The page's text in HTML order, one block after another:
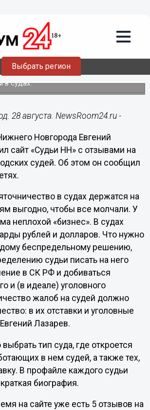
Выбрать регион
сайт о
судьях
с произволом и
в судах.
28 августа. NewsRoom24.ru -
Новгорода Евгений
сайт «Судьи НН» с отзывами на
судей. Об этом он сообщил
в судах держатся на
выгодно, чтобы все молчали. У
неплохой «бизнес». В судах
рублей и долларов. Что нужно
беспредельному решению,
судьи писать на него
в СК РФ и добиваться
и (в идеале) уголовного
жалоб на судей должно
в их отставки и уголовные
Лазарев.
тип суда, где откроется
в нем судей, а также тех,
В профайле каждого судьи
биография.
на сайте уже есть 5 отзывов на